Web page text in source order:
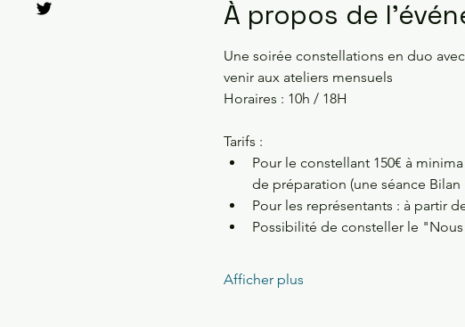
À propos de
Une soirée constellations en duo
venir aux ateliers mensuels
Horaires : 10h / 18H
Tarifs :
Pour le constellant 150€ à
de préparation (une séance
Pour les représentants : à partir
Possibilité de consteller le
Afficher plus